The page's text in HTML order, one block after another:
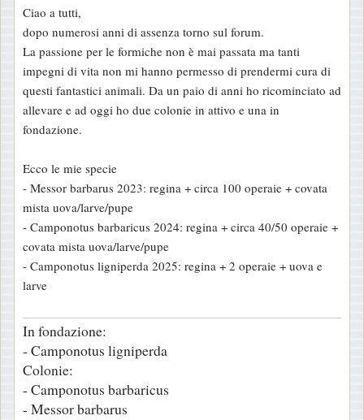
s
s
a
g
g
i
o
Ciao a tutti,
dopo numerosi anni di assenza torno sul forum.
La passione per le formiche non è mai passata ma tanti
impegni di vita non mi hanno permesso di prendermi cura di
questi fantastici animali. Da un paio di anni ho ricominciato ad
allevare e ad oggi ho due colonie in attivo e una in
fondazione.
Ecco le mie specie
- Messor barbarus 2023: regina + circa 100 operaie + covata
mista uova/larve/pupe
- Camponotus barbaricus 2024: regina + circa 40/50 operaie +
covata mista uova/larve/pupe
- Camponotus ligniperda 2025: regina + 2 operaie + uova e
larve
In fondazione:
- Camponotus ligniperda
Colonie:
- Camponotus barbaricus
- Messor barbarus